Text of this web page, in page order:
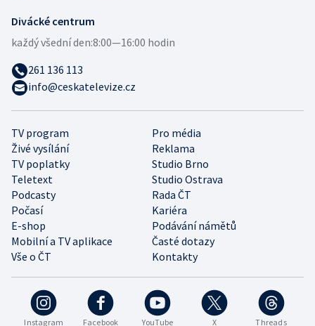
Instagram Facebook YouTube X Threads
TV program
Pro média
Živé vysílání
Reklama
TV poplatky
Studio Brno
Teletext
Studio Ostrava
Podcasty
Rada ČT
Počasí
Kariéra
E-shop
Podávání námětů
Mobilní a TV aplikace
Časté dotazy
Vše o ČT
Kontakty
Divácké centrum
každý všední den:8:00—16:00 hodin
261 136 113
info@ceskatelevize.cz